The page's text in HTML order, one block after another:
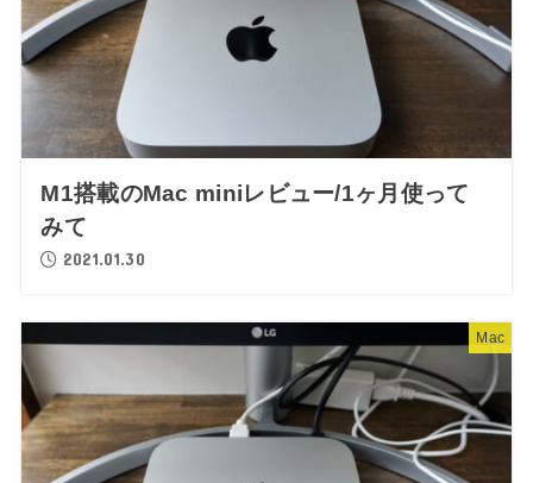
M1搭載のMac miniレビュー/1ヶ月使って
みて
2021.01.30
Mac